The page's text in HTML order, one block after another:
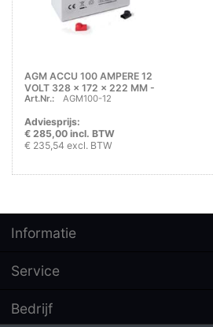
AGM ACCU 100 AMPERE 12
VOLT 328 x 172 x 222 MM -
30 KG
Art.Nr.: AGM100-12
Adviesprijs:
€ 285,00 incl. BTW
€ 235,54 excl. BTW
Informatie
Service
Bedrijf